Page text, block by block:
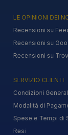
LE OPINIONI DEI
Recensioni su
Recensioni su
Recensioni su
SERVIZIO CLIENTI
Condizioni
Modalità di
Spese e Tempi di
Resi